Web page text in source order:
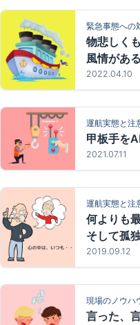
緊急事態への
物悲しく
風情があ
2022.04.10
運航実態と注
甲板手を
2021.07.11
運航実態と注
何よりも
そして孤
2019.09.12
現場のノウハ
言った、